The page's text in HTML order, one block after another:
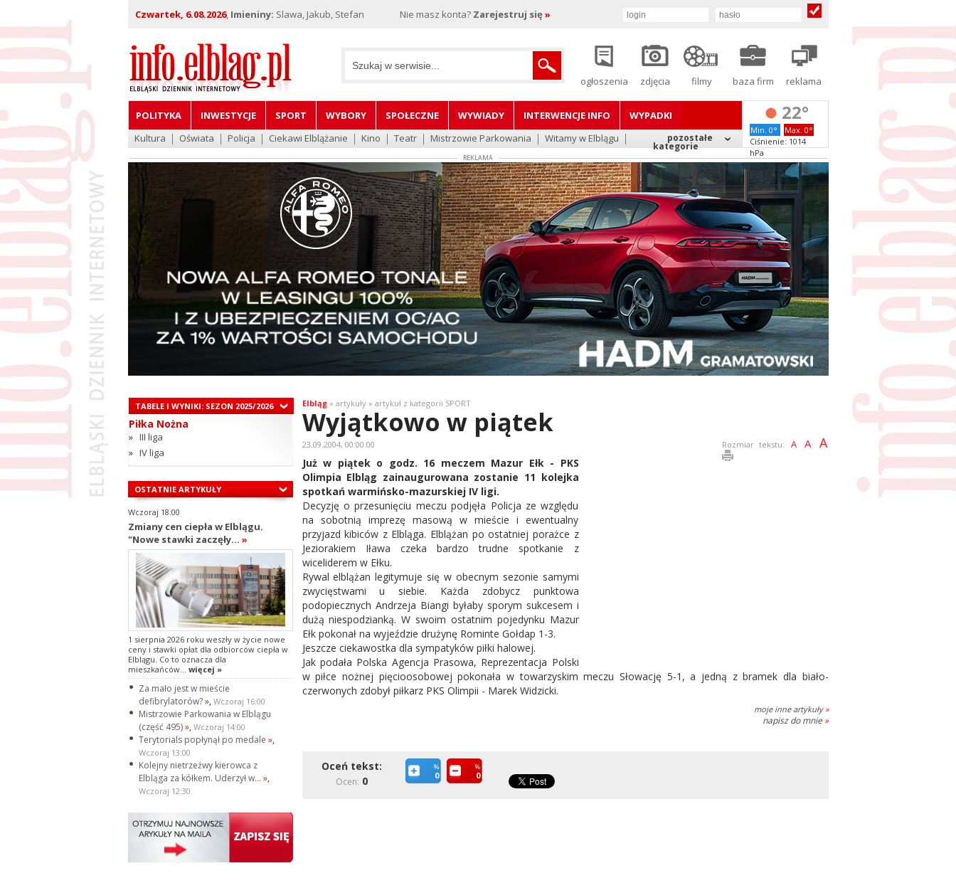
Czwartek, 6.08.2026, Imieniny: Slawa, Jakub, Stefan Nie masz konta? Zarejestruj się »
ogłoszenia zdjęcia filmy baza firm reklama
POLITYKA INWESTYCJE SPORT WYBORY SPOŁECZNE WYWIADY INTERWENCJE INFO
WYPADKI
Kultura
Oświata Policja Ciekawi Elblążanie Kino Teatr Mistrzowie Parkowania Witamy w Elblągu pozostałe
kategorie
22°
Min. 0°
Max. 0°
Ciśnienie: 1014
hPa
REKLAMA
TABELE I WYNIKI: SEZON 2025/2026
Piłka Nożna
» III liga
» IV liga
OSTATNIE ARTYKUŁY
Wczoraj 18:00
Zmiany cen ciepła w Elblągu.
"Nowe stawki zaczęły... »
1 sierpnia 2026 roku weszły w życie nowe
ceny i stawki opłat dla odbiorców ciepła w
Elblągu. Co to oznacza dla
mieszkańców... więcej »
Za mało jest w mieście
defibrylatorów?», Wczoraj 16:00
Mistrzowie Parkowania w Elblągu
(część 495)», Wczoraj 14:00
Terytorials popłynął po medale »,
Wczoraj 13:00
Kolejny nietrzeźwy kierowca z
Elbląga za kółkem. Uderzył w... »,
Wczoraj 12:30
Elbląg» artykuły » artykuł z kategorii SPORT
Wyjątkowo w piątek
23.09.2004, 00:00:00 Rozmiar tekstu: A A A
Już w piątek o godz. 16 meczem Mazur Ełk - PKS
Olimpia Elbląg zainaugurowana zostanie 11 kolejka
spotkań warmińsko-mazurskiej IV ligi.
Decyzję o przesunięciu meczu podjęła Policja ze względu
na sobotnią imprezę masową w mieście i ewentualny
przyjazd kibiców z Elbląga. Elblążan po ostatniej porażce z
Jeziorakiem Iława czeka bardzo trudne spotkanie z
wiceliderem w Ełku.
Rywal elblążan legitymuje się w obecnym sezonie samymi
zwycięstwami u siebie. Każda zdobycz punktowa
podopiecznych Andrzeja Biangi byłaby sporym sukcesem i
dużą niespodzianką. W swoim ostatnim pojedynku Mazur
Ełk pokonał na wyjeździe drużynę Rominte Gołdap 1-3.
Jeszcze ciekawostka dla sympatyków piłki halowej.
Jak podała Polska Agencja Prasowa, Reprezentacja Polski
w piłce nożnej pięcioosobowej pokonała w towarzyskim meczu Słowację 5-1, a jedną z bramek dla biało-
czerwonych zdobył piłkarz PKS Olimpii - Marek Widzicki.
moje inne artykuły »
napisz do mnie »
Oceń tekst:
Ocen: 0
%
0
%
0